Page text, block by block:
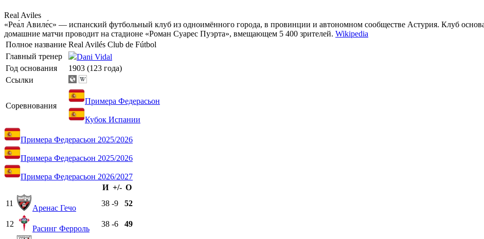
Real Aviles
«Реа́л Авиле́с» — испанский футбольный клуб из одноимённого города, в провинции и автономном сообществе Астурия. Клуб
домашние матчи проводит на стадионе «Роман Суарес Пуэрта», вмещающем 5 400 зрителей. Wikipedia
Полное название Real Avilés Club de Fútbol
Главный тренер
Dani Vidal
Год основания
1903 (123 года)
Ссылки
Соревнования
Примера Федерасьон
Кубок Испании
Примера Федерасьон 2025/2026
Примера Федерасьон 2025/2026
Примера Федерасьон 2026/2027
И +/- О
11
Аренас Гечо
38 -9 52
12
Расинг Ферроль
38 -6 49